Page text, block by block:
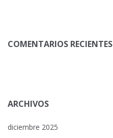
COMENTARIOS RECIENTES
ARCHIVOS
diciembre 2025